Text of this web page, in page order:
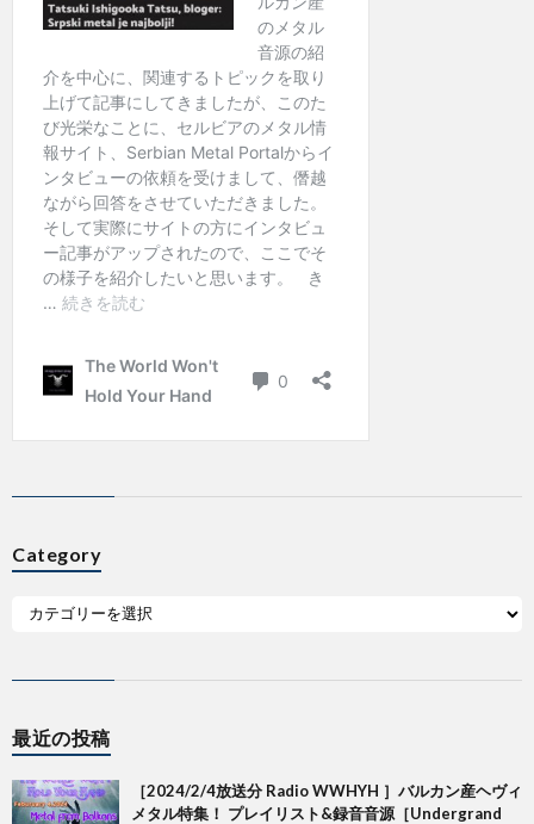
Category
最近の投稿
［2024/2/4放送分 Radio WWHYH ］バルカン産ヘヴィ
メタル特集！ プレイリスト&録音音源［Undergrand